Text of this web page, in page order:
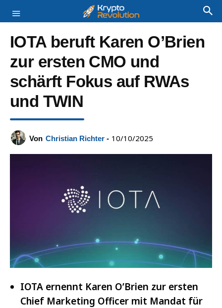
IOTA beruft Karen O’Brien
zur ersten CMO und
schärft Fokus auf RWAs
und TWIN
Von Christian Richter - 10/10/2025
IOTA ernennt Karen O’Brien zur ersten
Chief Marketing Officer mit Mandat für